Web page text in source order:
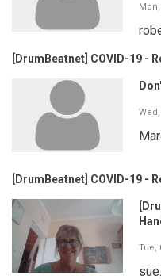
[DrumBeatnet] COVID-19 -
[DrumBeatnet] COVID-19 -
Tue,